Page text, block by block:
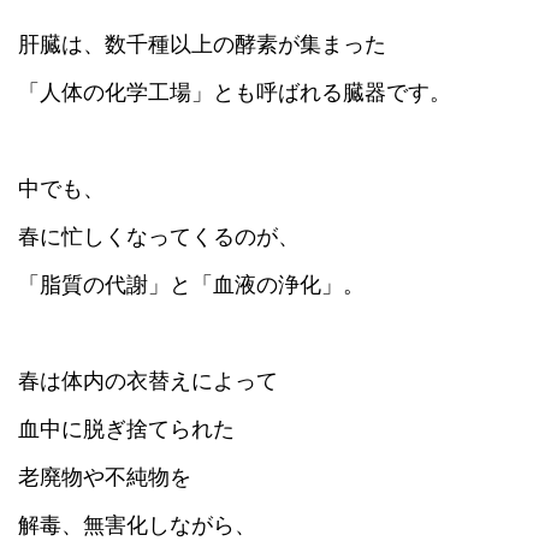
肝臓は、数千種以上の酵素が集まった
「人体の化学工場」とも呼ばれる臓器です。
中でも、
春に忙しくなってくるのが、
「脂質の代謝」と「血液の浄化」。
春は体内の衣替えによって
血中に脱ぎ捨てられた
老廃物や不純物を
解毒、無害化しながら、